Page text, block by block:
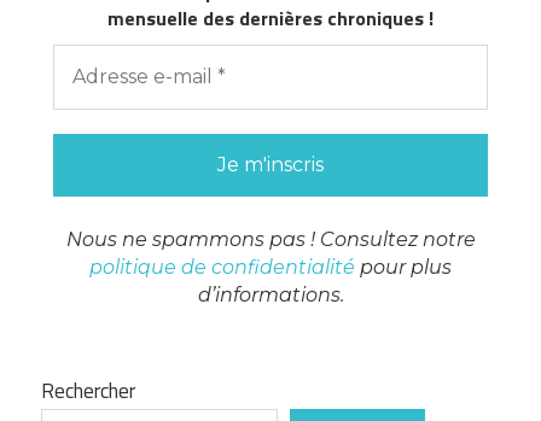
mensuelle des dernières chroniques !
Nous ne spammons pas ! Consultez notre
politique de confidentialité pour plus
d’informations.
Rechercher